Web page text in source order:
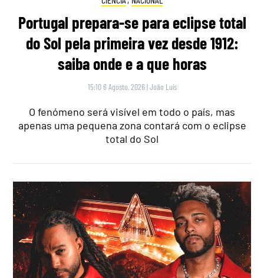
Portugal prepara-se para eclipse total
do Sol pela primeira vez desde 1912:
saiba onde e a que horas
15:10 6 Agosto, 2026 |João Luís
O fenómeno será visível em todo o país, mas
apenas uma pequena zona contará com o eclipse
total do Sol